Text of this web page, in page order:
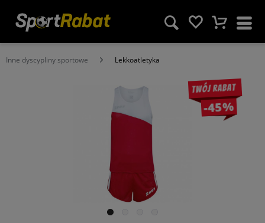
Inne dyscypliny sportowe Lekkoatletyka
Twój rabat
-45%